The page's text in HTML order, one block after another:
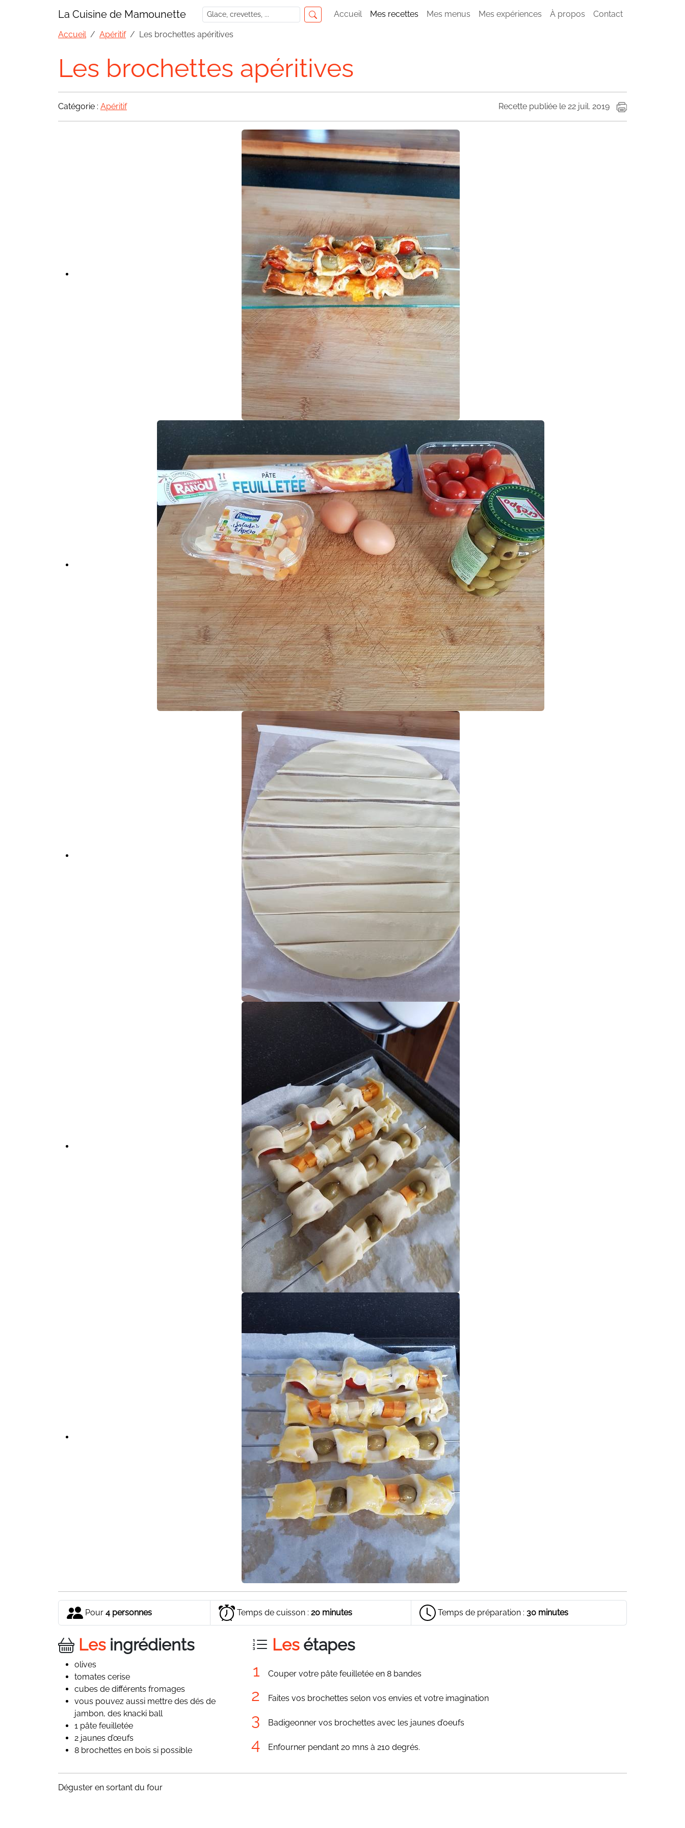
La Cuisine de Mamounette Accueil Mes recettes Mes menus Mes expériences À propos Contact
Accueil Apéritif Les brochettes apéritives
Les brochettes apéritives
Catégorie : Apéritif Recette publiée le 22 juil. 2019
Pour 4 personnes Temps de cuisson :20 minutes Temps de préparation : 30 minutes
Lesingrédients
olives
tomates cerise
cubes de différents fromages
vous pouvez aussi mettre des dés de
jambon, des knacki ball
1 pâte feuilletée
2 jaunes d’œufs
8 brochettes en bois si possible
Lesétapes
Couper votre pâte feuilletée en 8 bandes
Faites vos brochettes selon vos envies et votre imagination
Badigeonner vos brochettes avec les jaunes d’oeufs
Enfourner pendant 20 mns à 210 degrés.
Déguster en sortant du four